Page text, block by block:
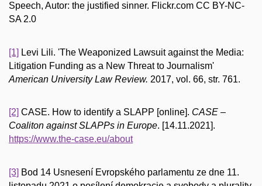
Speech, Autor: the justified sinner. Flickr.com CC BY-NC-
SA 2.0
[1] Levi Lili. 'The Weaponized Lawsuit against the Media:
Litigation Funding as a New Threat to Journalism'
American University Law Review. 2017, vol. 66, str. 761.
[2] CASE. How to identify a SLAPP [online]. CASE –
Coaliton against SLAPPs in Europe. [14.11.2021].
https://www.the-case.eu/about
[3] Bod 14 Usnesení Evropského parlamentu ze dne 11.